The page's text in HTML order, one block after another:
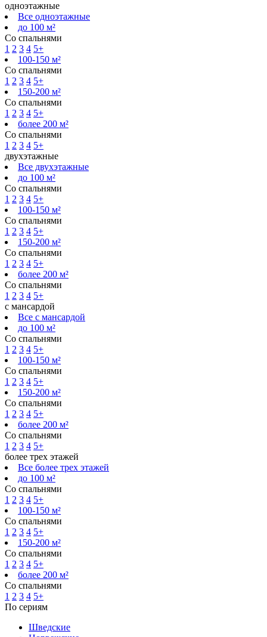
одноэтажные
Все одноэтажные
до 100 м²
Со спальнями
1 2 3 4 5+
100-150 м²
Со спальнями
1 2 3 4 5+
150-200 м²
Со спальнями
1 2 3 4 5+
более 200 м²
Со спальнями
1 2 3 4 5+
двухэтажные
Все двухэтажные
до 100 м²
Со спальнями
1 2 3 4 5+
100-150 м²
Со спальнями
1 2 3 4 5+
150-200 м²
Со спальнями
1 2 3 4 5+
более 200 м²
Со спальнями
1 2 3 4 5+
с мансардой
Все с мансардой
до 100 м²
Со спальнями
1 2 3 4 5+
100-150 м²
Со спальнями
1 2 3 4 5+
150-200 м²
Со спальнями
1 2 3 4 5+
более 200 м²
Со спальнями
1 2 3 4 5+
более трех этажей
Все более трех этажей
до 100 м²
Со спальнями
1 2 3 4 5+
100-150 м²
Со спальнями
1 2 3 4 5+
150-200 м²
Со спальнями
1 2 3 4 5+
более 200 м²
Со спальнями
1 2 3 4 5+
По сериям
Шведские